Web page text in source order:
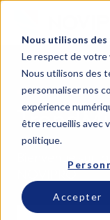
Nous utilisons des
Le respect de votre
Nous utilisons des
personnaliser nos
expérience
être recueillis avec
politique.
Accepter
Bienvenue sur
NOVIPRO